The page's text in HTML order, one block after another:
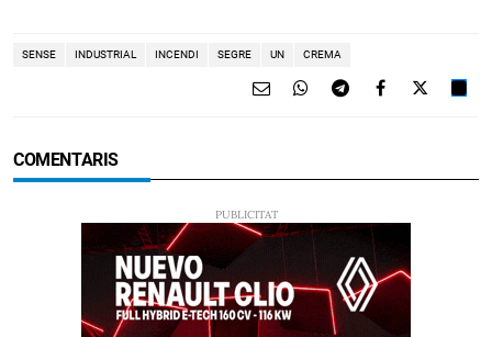
SENSE INDUSTRIAL INCENDI SEGRE UN CREMA
COMENTARIS